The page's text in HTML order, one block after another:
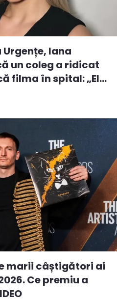
Iana
un coleg a ridicat
filma în spital: „El
marii câștigători ai
Ce premiu a